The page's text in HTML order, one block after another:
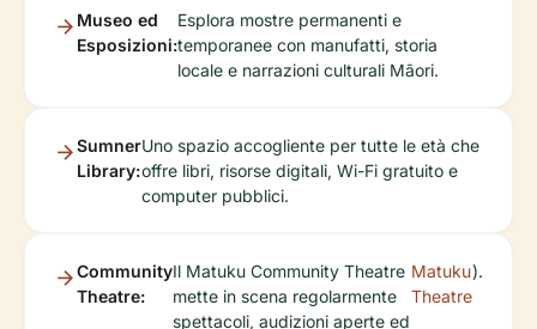
Museo ed
Esposizioni:
Esplora mostre permanenti e
temporanee con manufatti, storia
locale e narrazioni culturali Māori.
Sumner
Library:
Uno spazio accogliente per tutte le età che
offre libri, risorse digitali, Wi-Fi gratuito e
computer pubblici.
Community
Theatre:
Il Matuku Community Theatre
mette in scena regolarmente
spettacoli, audizioni aperte ed
Matuku
Theatre
).